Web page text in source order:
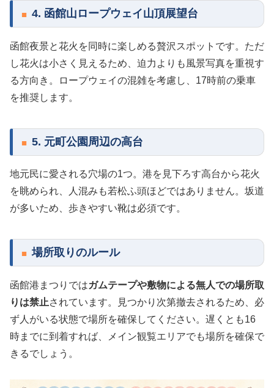
4. 函館山ロープウェイ山頂展望台
函館夜景と花火を同時に楽しめる贅沢スポットです。ただ
し花火は小さく見えるため、迫力よりも風景写真を重視す
る方向き。ロープウェイの混雑を考慮し、17時前の乗車
を推奨します。
5. 元町公園周辺の高台
地元民に愛される穴場の1つ。港を見下ろす高台から花火
を眺められ、人混みも若松ふ頭ほどではありません。坂道
が多いため、歩きやすい靴は必須です。
場所取りのルール
函館港まつりではガムテープや敷物による無人での場所取
りは禁止されています。見つかり次第撤去されるため、必
ず人がいる状態で場所を確保してください。遅くとも16
時までに到着すれば、メイン観覧エリアでも場所を確保で
きるでしょう。